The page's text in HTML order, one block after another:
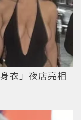
衣」夜店亮相